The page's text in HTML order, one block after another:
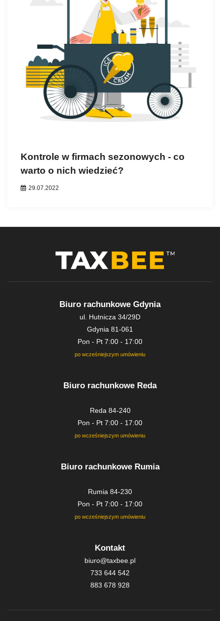
Kontrole w firmach sezonowych - co
warto o nich wiedzieć?
29.07.2022
Biuro rachunkowe Gdynia
ul. Hutnicza 34/29D
Gdynia 81-061
Pon - Pt 7:00 - 17:00
po wcześniejszym umówieniu
Biuro rachunkowe Reda
Reda 84-240
Pon - Pt 7:00 - 17:00
po wcześniejszym umówieniu
Biuro rachunkowe Rumia
Rumia 84-230
Pon - Pt 7:00 - 17:00
po wcześniejszym umówieniu
Kontakt
biuro@taxbee.pl
733 644 542
883 678 928